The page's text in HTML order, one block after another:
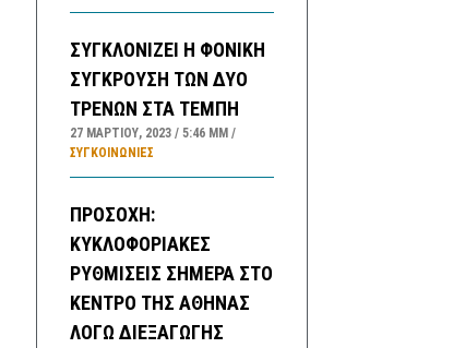
ΣΥΓΚΛΟΝΙΖΕΙ Η ΦΟΝΙΚΗ
ΣΥΓΚΡΟΥΣΗ ΤΩΝ ΔΥΟ
ΤΡΕΝΩΝ ΣΤΑ ΤΕΜΠΗ
27 ΜΑΡΤΊΟΥ, 2023 5:46 ΜΜ
ΣΥΓΚΟΙΝΩΝΊΕΣ
ΠΡΟΣΟΧΗ:
ΚΥΚΛΟΦΟΡΙΑΚΕΣ
ΡΥΘΜΙΣΕΙΣ ΣΗΜΕΡΑ ΣΤΟ
ΚΕΝΤΡΟ ΤΗΣ ΑΘΗΝΑΣ
ΛΟΓΩ ΔΙΕΞΑΓΩΓΗΣ